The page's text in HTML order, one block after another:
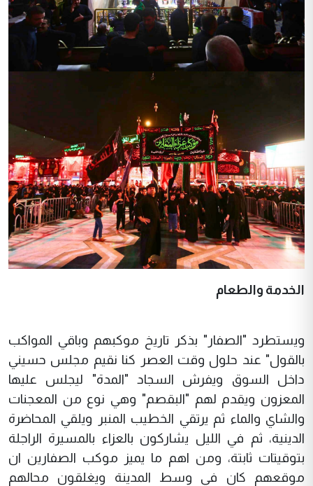
الخدمة والطعام
ويستطرد "الصفار" بذكر تاريخ موكبهم وباقي المواكب
بالقول" عند حلول وقت العصر كنا نقيم مجلس حسيني
داخل السوق ويفرش السجاد "المدة" ليجلس عليها
المعزون ويقدم لهم "البقصم" وهي نوع من المعجنات
والشاي والماء ثم يرتقي الخطيب المنبر ويلقي المحاضرة
الدينية، ثم في الليل يشاركون بالعزاء بالمسيرة الراجلة
بتوقيتات ثابتة، ومن اهم ما يميز موكب الصفارين ان
موقعهم كان في وسط المدينة ويغلقون محالهم